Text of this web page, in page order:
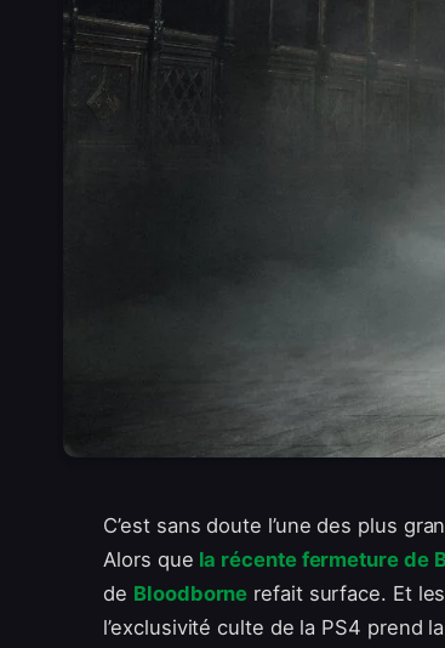
C’est sans doute l’une des plus
Alors que la récente fermeture de
de Bloodborne refait surface. Et
l’exclusivité culte de la PS4 prend